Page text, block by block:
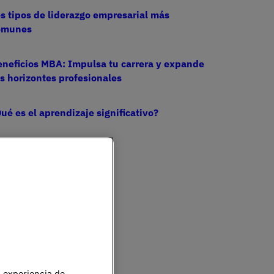
tipos de liderazgo empresarial más
MBA: Impulsa tu carrera y expande
horizontes profesionales
es el aprendizaje significativo?